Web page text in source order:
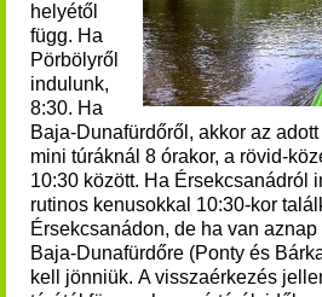
helyétől
függ. Ha
Pörbölyről
indulunk,
8:30. Ha
Baja-Dunafürdőről, akkor az
mini túráknál 8 órakor, a rövid-
10:30 között. Ha Érsekcsanádról
rutinos kenusokkal 10:30-kor
Érsekcsanádon, de ha van
Baja-Dunafürdőre (Ponty és
kell jönniük. A visszaérkezés